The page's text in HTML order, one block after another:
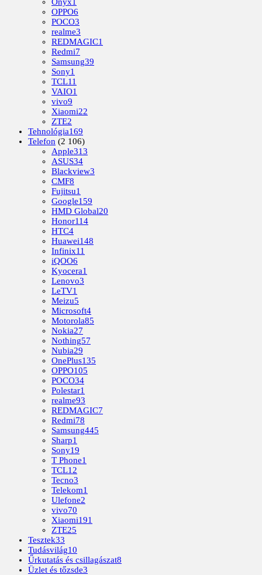
OPPO6
POCO3
realme3
REDMAGIC1
Redmi7
Samsung39
Sony1
TCL11
VAIO1
vivo9
Xiaomi22
ZTE2
Tehnológia169
Telefon (2 106)
Apple313
ASUS34
Blackview3
CMF8
Fujitsu1
Google159
HMD Global20
Honor114
HTC4
Huawei148
Infinix11
iQOO6
Kyocera1
Lenovo3
LeTV1
Meizu5
Microsoft4
Motorola85
Nokia27
Nothing57
Nubia29
OnePlus135
OPPO105
POCO34
Polestar1
realme93
REDMAGIC7
Redmi78
Samsung445
Sharp1
Sony19
T Phone1
TCL12
Tecno3
Telekom1
Ulefone2
vivo70
Xiaomi191
ZTE25
Tesztek33
Tudásvilág10
Űrkutatás és csillagászat8
Üzlet és tőzsde3